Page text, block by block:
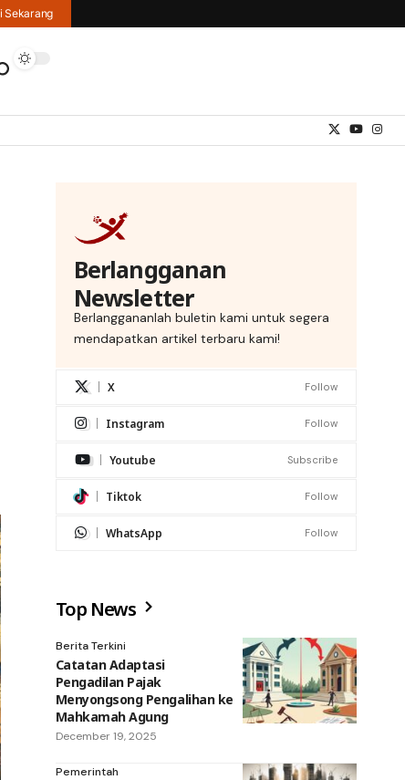
Sekarang
Berlangganan
Newsletter
Berlanggananlah buletin kami untuk segera
mendapatkan artikel terbaru kami!
X Follow
Instagram Follow
Youtube Subscribe
Tiktok Follow
WhatsApp Follow
Top News
Berita Terkini
Catatan Adaptasi
Pengadilan Pajak
Menyongsong Pengalihan ke
Mahkamah Agung
December 19, 2025
Pemerintah